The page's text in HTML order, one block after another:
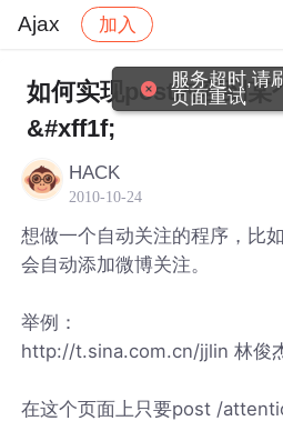
Ajax 加入
社区 Ajax 帖子详情
如何实现post内容到某
&#xff1f;
HACK
2010-10-24
想做一个自动关注的程序，比
会自动添加微博关注。
举例：
http://t.sina.com.cn/jjlin 林俊
在这个页面上只要post /
服务超时,请
页面重试